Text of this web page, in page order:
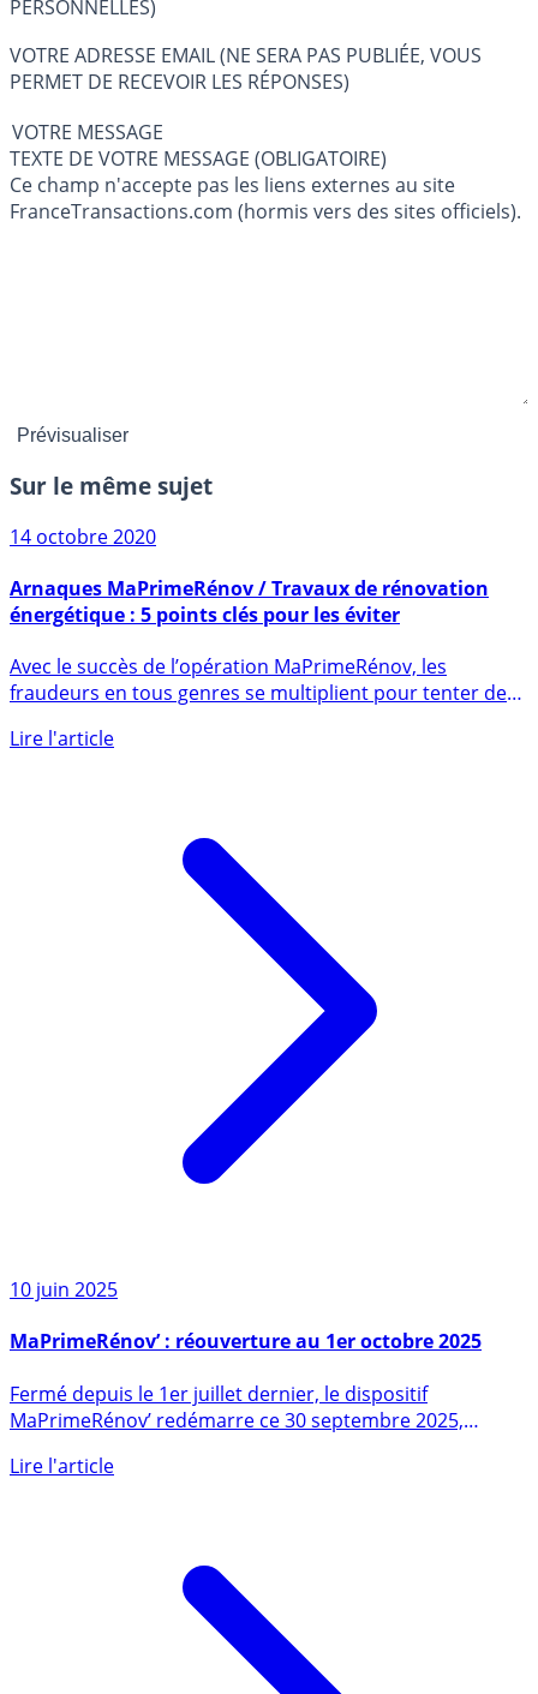
PERSONNELLES)
VOTRE ADRESSE EMAIL (NE SERA PAS PUBLIÉE, VOUS
PERMET DE RECEVOIR LES RÉPONSES)
VOTRE MESSAGE
TEXTE DE VOTRE MESSAGE (OBLIGATOIRE)
Ce champ n'accepte pas les liens externes au site
FranceTransactions.com (hormis vers des sites officiels).
Sur le même sujet
14 octobre 2020
énergétique : 5 points clés pour les éviter
fraudeurs en tous genres se multiplient pour tenter de
10 juin 2025
MaPrimeRénov’ : réouverture au 1er octobre 2025
MaPrimeRénov’ redémarre ce 30 septembre 2025,